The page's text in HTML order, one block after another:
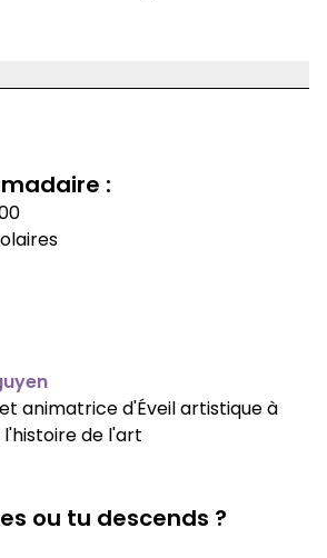
:
animatrice d'Éveil artistique à
de l'art
ou tu descends ?